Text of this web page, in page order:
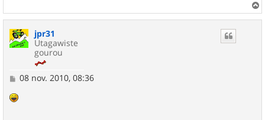
a
jpr31
Utagawiste
gourou
M
s
s
08 nov. 2010, 08:36